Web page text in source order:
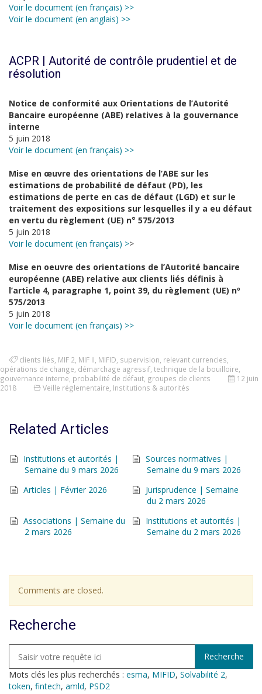
Voir le document (en français) >>
Voir le document (en anglais) >>
ACPR | Autorité de contrôle prudentiel et de
résolution
Notice de conformité aux Orientations de l’Autorité
Bancaire européenne (ABE) relatives à la gouvernance
interne
5 juin 2018
Voir le document (en français) >>
Mise en œuvre des orientations de l’ABE sur les
estimations de probabilité de défaut (PD), les
estimations de perte en cas de défaut (LGD) et sur le
traitement des expositions sur lesquelles il y a eu défaut
en vertu du règlement (UE) n° 575/2013
5 juin 2018
Voir le document (en français) >>
Mise en oeuvre des orientations de l’Autorité bancaire
européenne (ABE) relative aux clients liés définis à
l’article 4, paragraphe 1, point 39, du règlement (UE) nº
575/2013
5 juin 2018
Voir le document (en français) >>
clients liés MIF 2 MIF II MIFID supervision relevant currencies
opérations de change démarchage agressif technique de la bouilloire
gouvernance interne probabilité de défaut groupes de clients
12 juin
2018
Veille réglementaire Institutions & autorités
Related Articles
Institutions et autorités |
Semaine du 9 mars 2026
Sources normatives |
Semaine du 9 mars 2026
Articles | Février 2026
Jurisprudence | Semaine
du 2 mars 2026
Associations | Semaine du
2 mars 2026
Institutions et autorités |
Semaine du 2 mars 2026
Comments are closed.
Recherche
Mots clés les plus recherchés : esma, MIFID, Solvabilité 2,
token, fintech, amld, PSD2